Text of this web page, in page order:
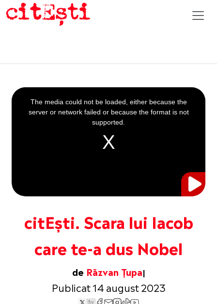
citEști. Scara lui Iacob
care te-a dus Nobel
de Răzvan Țupa
Publicat 14 august 2023
This
is
a
The media could not be loaded, either because the
server or network failed or because the format is not
supported.